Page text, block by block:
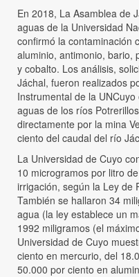
En 2018, La Asamblea de
aguas de la Universidad
confirmó la contaminación
aluminio, antimonio, bario,
y cobalto. Los análisis,
Jáchal, fueron realizados
Instrumental de la
aguas de los ríos
directamente por la mina
ciento del caudal del río
La Universidad de Cuyo
10 microgramos por litro
irrigación, según la Ley de
También se hallaron 34
agua (la ley establece un
1992 miligramos (el
Universidad de Cuyo
ciento en mercurio, del
50.000 por ciento en